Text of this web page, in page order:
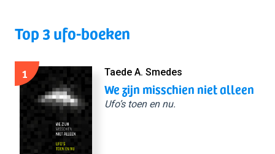
Top 3 ufo-boeken
1 Taede A. Smedes
We zijn misschien niet alleen
Ufo’s toen en nu.